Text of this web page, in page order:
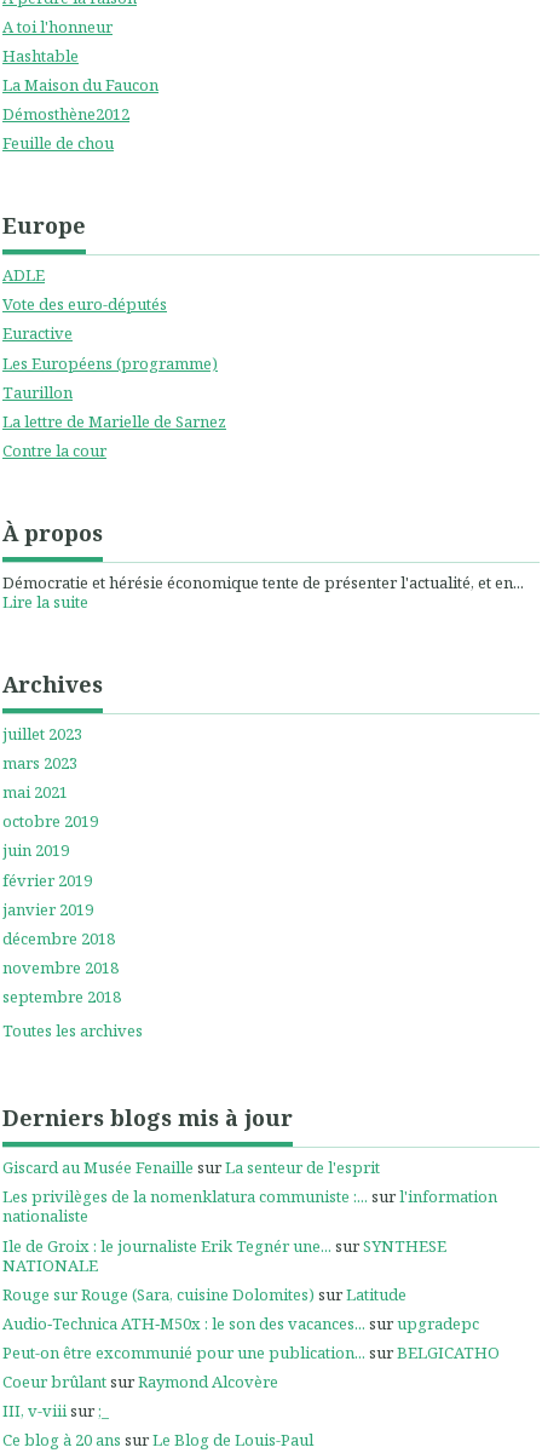
A toi l'honneur
Hashtable
La Maison du Faucon
Démosthène2012
Feuille de chou
Europe
ADLE
Vote des euro-députés
Euractive
Les Européens (programme)
Taurillon
La lettre de Marielle de Sarnez
Contre la cour
À propos
Démocratie et hérésie économique tente de présenter l'actualité, et en...
Lire la suite
Archives
juillet 2023
mars 2023
mai 2021
octobre 2019
juin 2019
février 2019
janvier 2019
décembre 2018
novembre 2018
septembre 2018
Toutes les archives
Derniers blogs mis à jour
Giscard au Musée Fenaille surLa senteur de l'esprit
Les privilèges de la nomenklatura communiste :... surl'information
nationaliste
Ile de Groix : le journaliste Erik Tegnér une... surSYNTHESE
NATIONALE
Rouge sur Rouge (Sara, cuisine Dolomites) surLatitude
Audio‑Technica ATH‑M50x : le son des vacances... surupgradepc
Peut-on être excommunié pour une publication... surBELGICATHO
Coeur brûlantsurRaymond Alcovère
III, v-viiisur;_
Ce blog à 20 ans surLe Blog de Louis-Paul